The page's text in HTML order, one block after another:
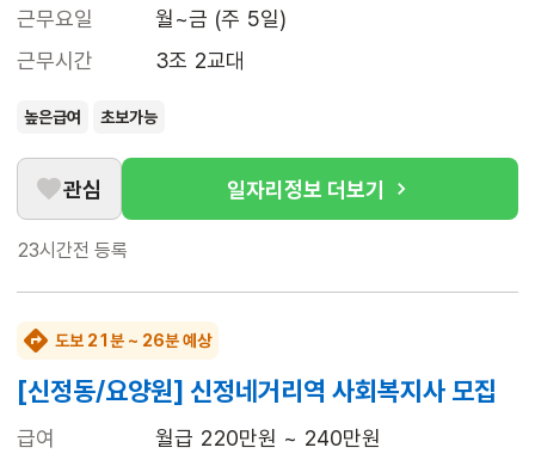
근무요일
월~금 (주 5일)
근무시간
3조 2교대
높은급여 초보가능
관심 일자리정보 더보기
23시간전 등록
도보 21분 ~ 26분 예상
[신정동/요양원] 신정네거리역 사회복지사 모집
급여
월급 220만원 ~ 240만원